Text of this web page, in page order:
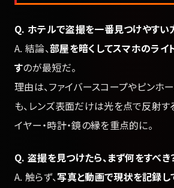
Q. ホテルで盗撮を一番見つけやすい
A. 結論、部屋を暗くしてスマホのライ
すのが最短だ。
理由は、ファイバースコープやピンホ
も、レンズ表面だけは光を点で反射す
イヤー・時計・鏡の縁を重点的に。
Q. 盗撮を見つけたら、まず何をすべき
A. 触らず、写真と動画で現状を記録し